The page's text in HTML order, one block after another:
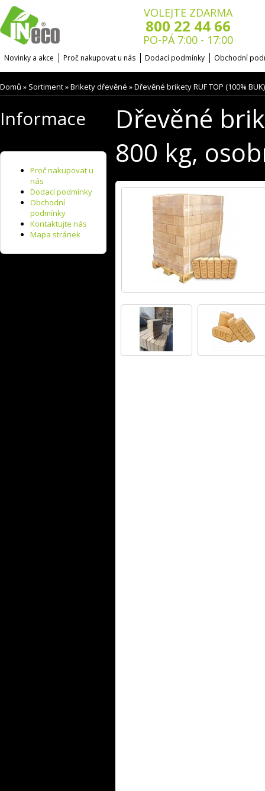
VOLEJTE ZDARMA
800 22 44 66
PO-PÁ 7:00 - 17:00
Novinky a akce Proč nakupovat u nás Dodací podmínky Obchodní
Domů » Sortiment»Brikety dřevěné »Dřevěné brikety RUF TOP (100%
Informace
Proč nakupovat u
nás
Dodací podmínky
Obchodní
podmínky
Kontaktujte nás
Mapa stránek
Dřevěné
800 kg,